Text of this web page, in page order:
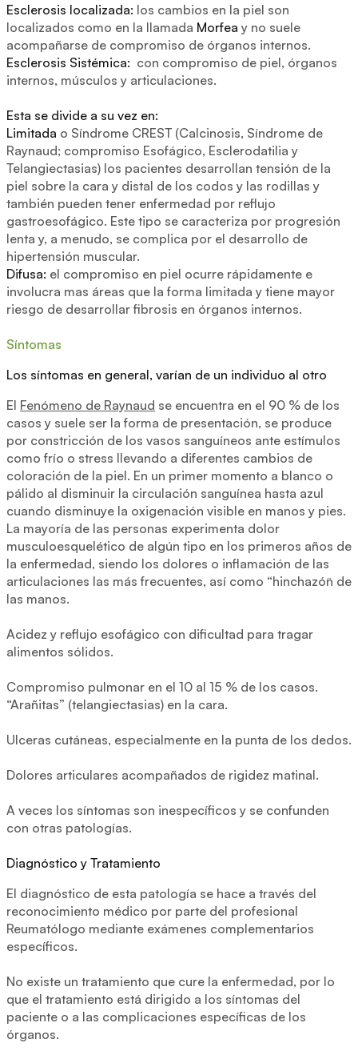
Esclerosis localizada: los cambios en la piel son
localizados como en la llamada Morfea y no suele
acompañarse de compromiso de órganos internos.
Esclerosis Sistémica: con compromiso de piel, órganos
internos, músculos y articulaciones.
Esta se divide a su vez en:
Limitada o Síndrome CREST (Calcinosis, Síndrome de
Raynaud; compromiso Esofágico, Esclerodatilia y
Telangiectasias) los pacientes desarrollan tensión de la
piel sobre la cara y distal de los codos y las rodillas y
también pueden tener enfermedad por reflujo
gastroesofágico. Este tipo se caracteriza por progresión
lenta y, a menudo, se complica por el desarrollo de
hipertensión muscular.
Difusa: el compromiso en piel ocurre rápidamente e
involucra mas áreas que la forma limitada y tiene mayor
riesgo de desarrollar fibrosis en órganos internos.
Síntomas
Los síntomas en general, varían de un individuo al otro
El Fenómeno de Raynaud se encuentra en el 90 % de los
casos y suele ser la forma de presentación, se produce
por constricción de los vasos sanguíneos ante estímulos
como frío o stress llevando a diferentes cambios de
coloración de la piel. En un primer momento a blanco o
pálido al disminuir la circulación sanguínea hasta azul
cuando disminuye la oxigenación visible en manos y pies.
La mayoría de las personas experimenta dolor
musculoesquelético de algún tipo en los primeros años de
la enfermedad, siendo los dolores o inflamación de las
articulaciones las más frecuentes, así como “hinchazón¨ de
las manos.
Acidez y reflujo esofágico con dificultad para tragar
alimentos sólidos.
Compromiso pulmonar en el 10 al 15 % de los casos.
“Arañitas” (telangiectasias) en la cara.
Ulceras cutáneas, especialmente en la punta de los dedos.
Dolores articulares acompañados de rigidez matinal.
A veces los síntomas son inespecíficos y se confunden
con otras patologías.
Diagnóstico y Tratamiento
El diagnóstico de esta patología se hace a través del
reconocimiento médico por parte del profesional
Reumatólogo mediante exámenes complementarios
específicos.
No existe un tratamiento que cure la enfermedad, por lo
que el tratamiento está dirigido a los síntomas del
paciente o a las complicaciones específicas de los
órganos.